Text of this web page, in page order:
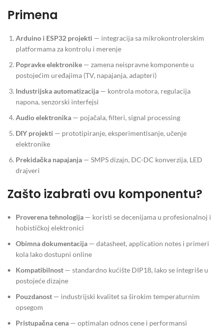
Primena
Arduino i ESP32 projekti — integracija sa mikrokontrolerskim
platformama za kontrolu i merenje
Popravke elektronike — zamena neispravne komponente u
postojećim uređajima (TV, napajanja, adapteri)
Industrijska automatizacija — kontrola motora, regulacija
napona, senzorski interfejsi
Audio elektronika — pojačala, filteri, signal processing
DIY projekti — prototipiranje, eksperimentisanje, učenje
elektronike
Prekidačka napajanja — SMPS dizajn, DC-DC konverzija, LED
drajveri
Zašto izabrati ovu komponentu?
Proverena tehnologija — koristi se decenijama u profesionalnoj i
hobističkoj elektronici
Obimna dokumentacija — datasheet, application notes i primeri
kola lako dostupni online
Kompatibilnost — standardno kućište DIP18, lako se integriše u
postojeće dizajne
Pouzdanost — industrijski kvalitet sa širokim temperaturnim
opsegom
Pristupačna cena — optimalan odnos cene i performansi